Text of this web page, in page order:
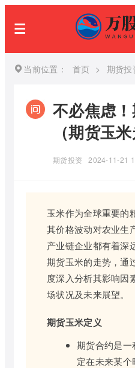
当前位置： 首页 > 期货投
不必焦虑
（期货玉
期货投资 2024-11-21
玉米作为全球重要的
其价格波动对农业生
产业链企业都有着深
期货玉米的走势，通
度深入分析其影响因
场状况及未来展望。
期货玉米定义
期货合约是
定在未来某